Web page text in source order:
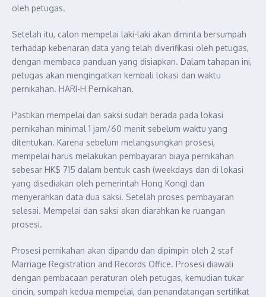
oleh petugas.
Setelah itu, calon mempelai laki-laki akan diminta bersumpah
terhadap kebenaran data yang telah diverifikasi oleh petugas,
dengan membaca panduan yang disiapkan. Dalam tahapan ini,
petugas akan mengingatkan kembali lokasi dan waktu
pernikahan. HARI-H Pernikahan.
Pastikan mempelai dan saksi sudah berada pada lokasi
pernikahan minimal 1 jam/60 menit sebelum waktu yang
ditentukan. Karena sebelum melangsungkan prosesi,
mempelai harus melakukan pembayaran biaya pernikahan
sebesar HK$ 715 dalam bentuk cash (weekdays dan di lokasi
yang disediakan oleh pemerintah Hong Kong) dan
menyerahkan data dua saksi. Setelah proses pembayaran
selesai. Mempelai dan saksi akan diarahkan ke ruangan
prosesi.
Prosesi pernikahan akan dipandu dan dipimpin oleh 2 staf
Marriage Registration and Records Office. Prosesi diawali
dengan pembacaan peraturan oleh petugas, kemudian tukar
cincin, sumpah kedua mempelai, dan penandatangan sertifikat